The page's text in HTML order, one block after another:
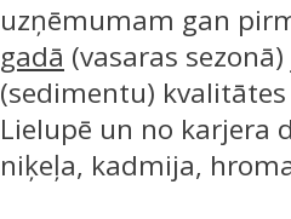
uzņēmumam gan
gadā (vasaras
(sedimentu)
Lielupē un no karjera
niķeļa, kadmija,